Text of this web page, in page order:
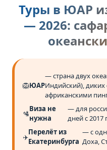
Туры в ЮАР
— 2026:
🦁ЮАР
— страна двух
Индийский),
африканскими
🛂
Виза не
нужна
— для
дней с 2017
✈️
Перелёт из
Екатеринбурга
— с
Доха,